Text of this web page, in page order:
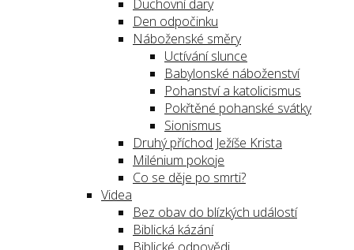
Duchovní dary
Den odpočinku
Náboženské směry
Uctívání slunce
Babylonské náboženství
Pohanství a katolicismus
Pokřtěné pohanské svátky
Sionismus
Druhý příchod Ježíše Krista
Milénium pokoje
Co se děje po smrti?
Videa
Bez obav do blízkých událostí
Biblická kázání